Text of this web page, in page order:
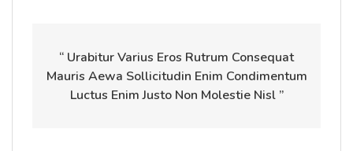
“ Urabitur Varius Eros Rutrum Consequat
Mauris Aewa Sollicitudin Enim Condimentum
Luctus Enim Justo Non Molestie Nisl ”